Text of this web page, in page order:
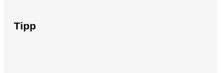
Tipp